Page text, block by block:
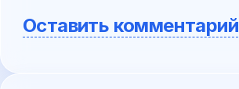
Оставить комментарий